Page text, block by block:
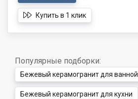
Купить в 1 клик
Популярные подборки:
Бежевый керамогранит для ванной
Бежевый керамогранит для кухни